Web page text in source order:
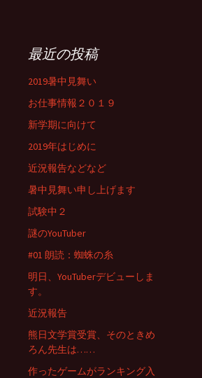
最近の投稿
2019暑中見舞い
お仕事情報２０１９
新学期に向けて
2019年はじめに
近況報告などなど
暑中見舞い申し上げます
試験中２
謎のYouTuber
#01 朗読：蜘蛛の糸
明日、YouTuberデビューしま
す。
近況報告
熊日文学賞受賞、そのときめ
ろん先生は……
作ったゲームがランキング入